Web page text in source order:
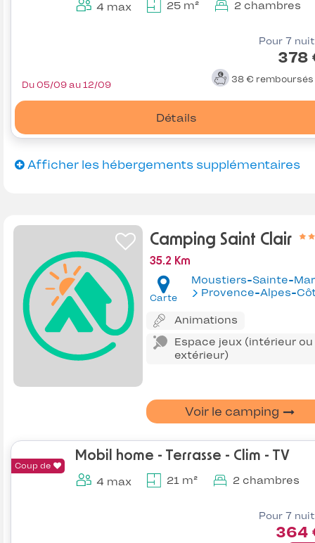
4 max 25 m² 2 chambres
Pour 7
378
38 € remboursés
Détails
Du 05/09 au 12/09
Afficher les hébergements supplémentaires
Camping Saint Clair
35.2 Km
Carte
Moustiers-Sainte-
Provence-Alpes-Côte
Animations
Espace jeux (intérieur ou
extérieur)
Voir le camping
Coup de
Mobil home - Terrasse - Clim - TV
4 max 21 m² 2 chambres
Pour 7
364